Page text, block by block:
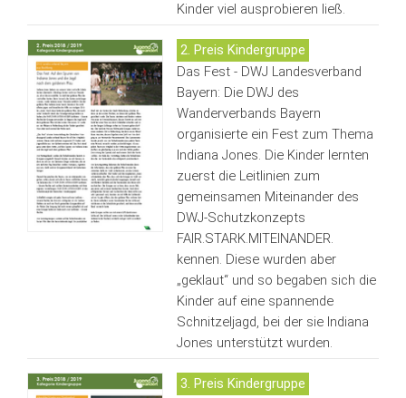
Kinder viel ausprobieren ließ.
2. Preis Kindergruppe
Das Fest - DWJ Landesverband
Bayern: Die DWJ des
Wanderverbands Bayern
organisierte ein Fest zum Thema
Indiana Jones. Die Kinder lernten
zuerst die Leitlinien zum
gemeinsamen Miteinander des
DWJ-Schutzkonzepts
FAIR.STARK.MITEINANDER.
kennen. Diese wurden aber
„geklaut“ und so begaben sich die
Kinder auf eine spannende
Schnitzeljagd, bei der sie Indiana
Jones unterstützt wurden.
3. Preis Kindergruppe